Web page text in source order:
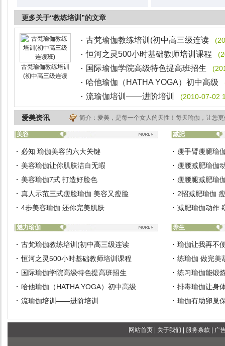
更多关于“教练培训”的文章
古梵瑜伽教练培训
(初中高三级连读
古梵瑜伽教练培训(初中高三级连读
恒河之灵500小时基础教师培训课程
国际瑜伽学院高级特色提高班招生
哈他瑜伽（HATHA YOGA）初中高级
流瑜伽培训——进阶培训 (2010-07-02
爱美资讯 简介：爱美，是每一个女人的天性！每天瑜伽，让您
美容
必知 瑜伽美容的六大关键
美容瑜伽让你肌肤洁白无暇
美容瑜伽7式 打造好脸色
真人示范三式瘦脸瑜伽 美容又瘦脸
4步美容瑜伽 还你完美肌肤
减肥
瘦手臂瘦腿瑜
瘦腰减肥瑜伽
瘦腰腿减肥瑜
2招减肥瑜伽
减肥瑜伽动作
魅力瑜伽
古梵瑜伽教练培训(初中高三级连读
恒河之灵500小时基础教师培训课程
国际瑜伽学院高级特色提高班招生
哈他瑜伽（HATHA YOGA）初中高级
流瑜伽培训——进阶培训
养生
瑜伽让我再不
练瑜伽 做完美
练习瑜伽能锻
排毒瑜伽让身
瑜伽有助卵巢
网站首页| 关于我们 服务条款 广